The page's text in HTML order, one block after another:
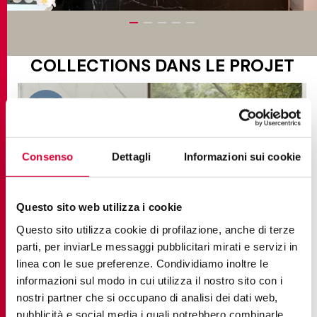
Consenso Dettagli Informazioni sui cookie
Questo sito web utilizza i cookie
Questo sito utilizza cookie di profilazione, anche di terze
parti, per inviarLe messaggi pubblicitari mirati e servizi in
linea con le sue preferenze. Condividiamo inoltre le
informazioni sul modo in cui utilizza il nostro sito con i
nostri partner che si occupano di analisi dei dati web,
pubblicità e social media i quali potrebbero combinarle
COLLECTIONS DANS LE PROJET